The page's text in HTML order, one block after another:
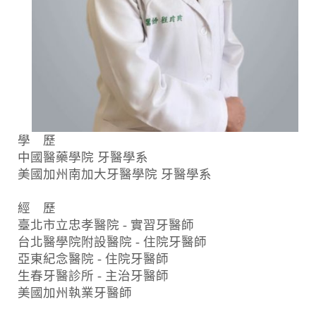
學 歷
中國醫藥學院 牙醫學系
美國加州南加大牙醫學院 牙醫學系
經 歷
臺北市立忠孝醫院 - 實習牙醫師
台北醫學院附設醫院 - 住院牙醫師
亞東紀念醫院 - 住院牙醫師
生春牙醫診所 - 主治牙醫師
美國加州執業牙醫師